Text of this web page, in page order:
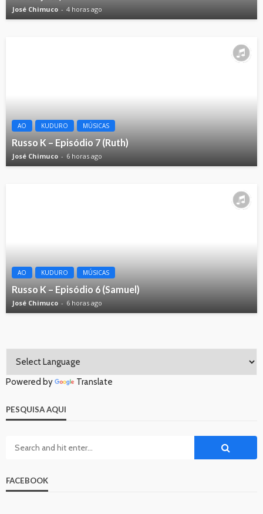
José Chimuco 4 horas ago
AO KUDURO MÚSICAS
Russo K – Episódio 7 (Ruth)
José Chimuco 6 horas ago
AO KUDURO MÚSICAS
Russo K – Episódio 6 (Samuel)
José Chimuco 6 horas ago
Powered by Translate
PESQUISA AQUI
FACEBOOK